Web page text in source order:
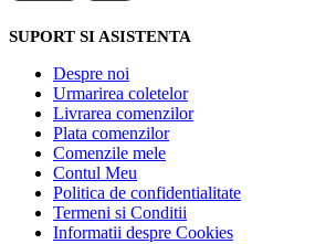
SUPORT SI ASISTENTA
Despre noi
Urmarirea coletelor
Livrarea comenzilor
Plata comenzilor
Comenzile mele
Contul Meu
Politica de confidentialitate
Termeni si Conditii
Informatii despre Cookies